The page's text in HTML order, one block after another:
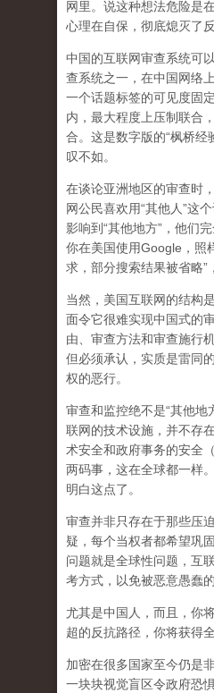
网里。说这种想法危险是
心理在自保，彻底熄灭了反
中国的互联网审查系统可
查系统之一，在中国网络
一个话题标签的可见度固
内，最大程度上压制联合
合。这是数字版的“枫桥经
叹不如。
在谈论亚洲地区的审查时
网公民喜欢用“其他人”这
影响到“其他地方”，他们
你在美国使用Google，照
求，部分搜索结果被省略”
当然，美国互联网的结构
面令它很难实现中国式的
由、审查方法和审查施行
但必须承认， 实质是雷同
权的恶行。
审查和监控绝不是“其他地
联网的技术设施，并不存
术安全和政府事务的安全
两码事，这在全球都一样
明白这点了。
审查并非只存在于那些压
疑，每个当权者都希望巩
问题就是全球性问题，互
考方式，以免被恶意愚蠢
尤其是中国人，而且，你
超的反抗路径，你将获得
加密在很多国家至今仍是
一块块视觉盲区令政府恐